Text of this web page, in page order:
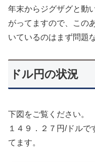
年末からジグザグと動
がってますので、この
いているのはまず問題
ドル円の状況
下図をご覧ください。
１４９．２７円/ドル
てます。